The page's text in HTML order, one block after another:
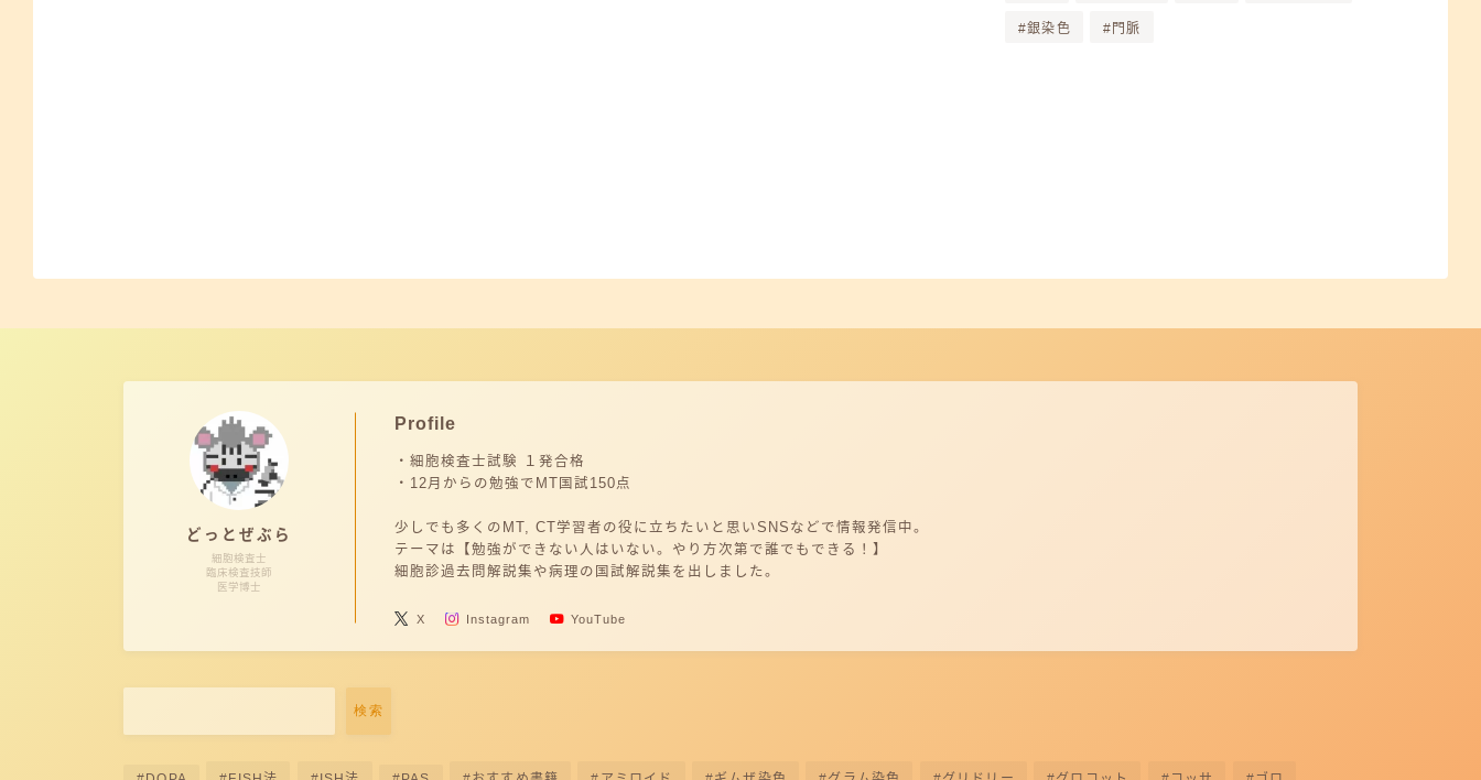
銀染色 門脈
どっとぜぶら
細胞検査士
臨床検査技師
医学博士
Profile
・細胞検査士試験 １発合格
・12月からの勉強でMT国試150点
少しでも多くのMT, CT学習者の役に立ちたいと思いSNSなどで情報発信中。
テーマは【勉強ができない人はいない。やり方次第で誰でもできる！】
細胞診過去問解説集や病理の国試解説集を出しました。
X Instagram YouTube
検索